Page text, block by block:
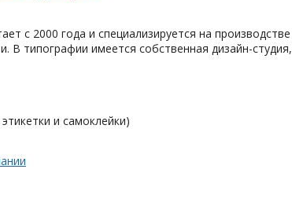
с 2000 года и специализируется на
В типографии имеется собственная дизайн-
и самоклейки)